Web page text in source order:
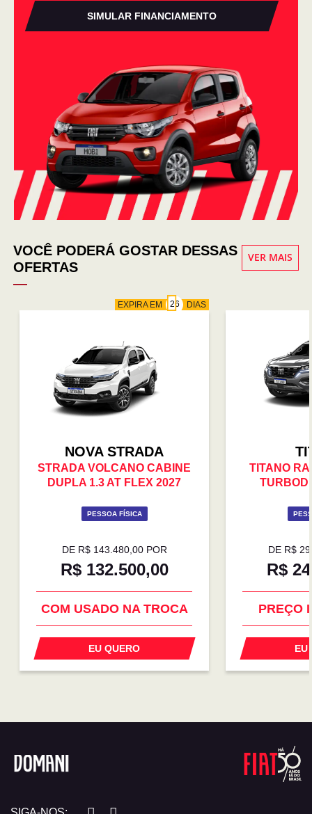
SIMULAR FINANCIAMENTO
VOCÊ PODERÁ GOSTAR DESSAS
OFERTAS
VER MAIS
EXPIRA EM DIAS
NOVA STRADA
STRADA VOLCANO CABINE
DUPLA 1.3 AT FLEX 2027
PESSOA FÍSICA
DE R$ 143.480,00 POR
R$ 132.500,00
COM USADO NA TROCA
SUPER DESCONTO
EU QUERO
TITANO
DE R$
R$
PREÇO
COM
EU